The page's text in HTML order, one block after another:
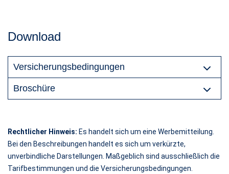
Download
Versicherungsbedingungen
Broschüre
Rechtlicher Hinweis: Es handelt sich um eine Werbemitteilung.
Bei den Beschreibungen handelt es sich um verkürzte,
unverbindliche Darstellungen. Maßgeblich sind ausschließlich die
Tarifbestimmungen und die Versicherungsbedingungen.